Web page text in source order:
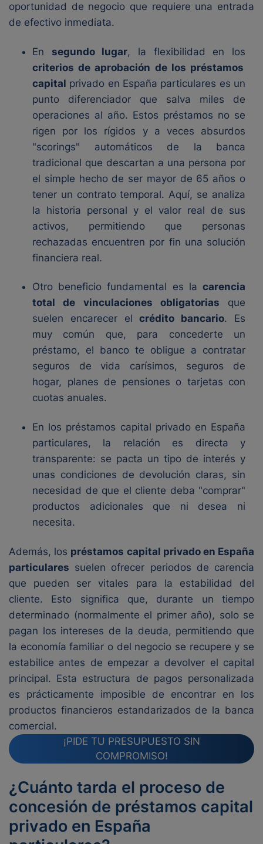
oportunidad de negocio que requiere una entrada
de efectivo inmediata.
En segundo lugar, la flexibilidad en los
criterios de aprobación de los préstamos
capital privado en España particulares es un
punto diferenciador que salva miles de
operaciones al año. Estos préstamos no se
rigen por los rígidos y a veces absurdos
"scorings" automáticos de la banca
tradicional que descartan a una persona por
el simple hecho de ser mayor de 65 años o
tener un contrato temporal. Aquí, se analiza
la historia personal y el valor real de sus
activos, permitiendo que personas
rechazadas encuentren por fin una solución
financiera real.
Otro beneficio fundamental es la carencia
total de vinculaciones obligatorias que
suelen encarecer elcrédito bancario. Es
muy común que, para concederte un
préstamo, el banco te obligue a contratar
seguros de vida carísimos, seguros de
hogar, planes de pensiones o tarjetas con
cuotas anuales.
En los préstamos capital privado en España
particulares, la relación es directa y
transparente: se pacta un tipo de interés y
unas condiciones de devolución claras, sin
necesidad de que el cliente deba "comprar"
productos adicionales que ni desea ni
necesita.
Además, los préstamos capital privado en España
particulares suelen ofrecer periodos de carencia
que pueden ser vitales para la estabilidad del
cliente. Esto significa que, durante un tiempo
determinado (normalmente el primer año), solo se
pagan los intereses de la deuda, permitiendo que
la economía familiar o del negocio se recupere y se
estabilice antes de empezar a devolver el capital
principal. Esta estructura de pagos personalizada
es prácticamente imposible de encontrar en los
productos financieros estandarizados de la banca
comercial.
¡PIDE TU PRESUPUESTO SIN
COMPROMISO!
¿Cuánto tarda el proceso de
concesión de préstamos capital
privado en España